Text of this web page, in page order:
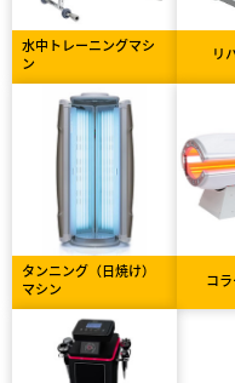
水中トレーニングマシ
ン
リ
タンニング（日焼け）
マシン
コ